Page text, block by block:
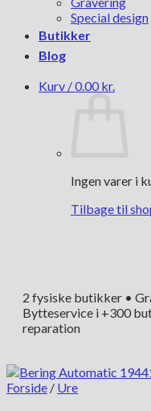
Special design
Butikker
Blog
Kurv /0.00 kr.
Ingen varer i
Tilbage til
2 fysiske butikker •
Bytteservice i +300
reparation
Forside / Ure